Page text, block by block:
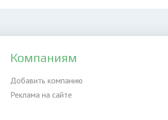
Компаниям
Добавить компанию
Реклама на сайте